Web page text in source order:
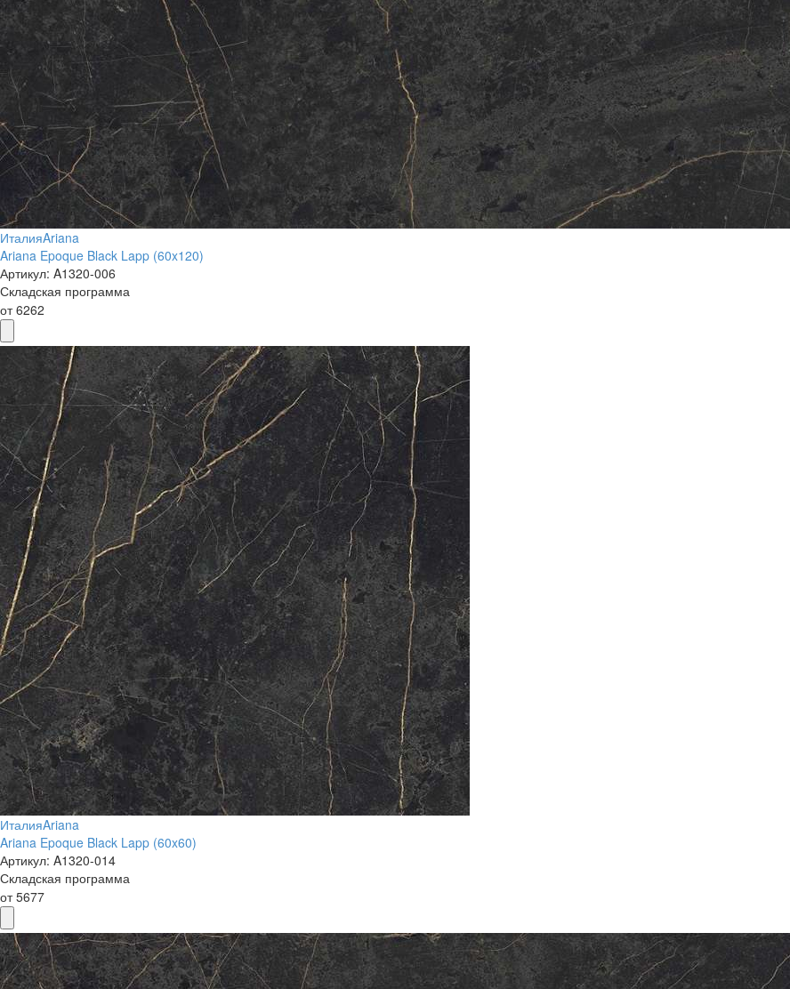
ИталияAriana
Ariana Epoque Black Lapp (60x120)
Артикул: A1320-006
Складская программа
от6262
ИталияAriana
Ariana Epoque Black Lapp (60x60)
Артикул: A1320-014
Складская программа
от5677